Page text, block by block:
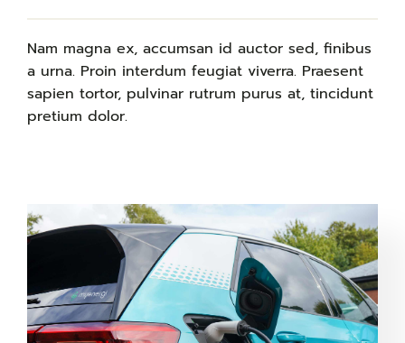
Nam magna ex, accumsan id auctor sed, finibus
a urna. Proin interdum feugiat viverra. Praesent
sapien tortor, pulvinar rutrum purus at, tincidunt
pretium dolor.